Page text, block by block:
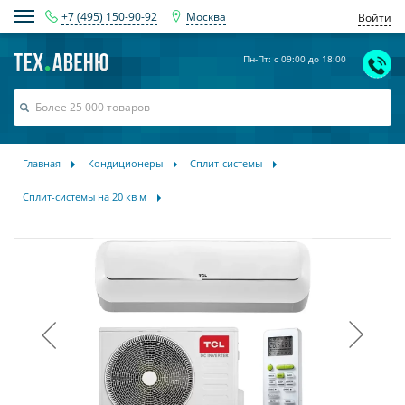
+7 (495) 150-90-92 Москва Войти
Пн-Пт: с 09:00 до 18:00
Главная Кондиционеры Сплит-системы
Сплит-системы на 20 кв м